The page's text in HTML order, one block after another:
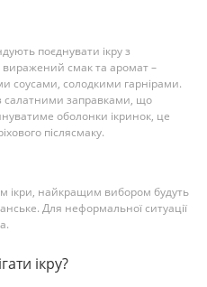
поєднувати ікру з
смак та аромат –
соусами, солодкими гарнірами.
салатними заправками, що
оболонки ікринок, це
післясмаку.
ікри, найкращим вибором будуть
Для неформальної ситуації
пива.
ікру?